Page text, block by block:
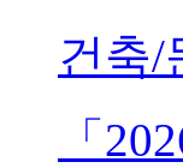
건축/
「